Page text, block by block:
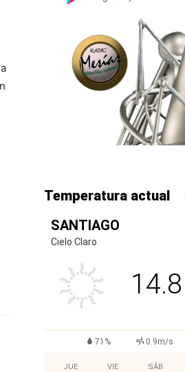
Temperatura actual
SANTIAGO
Cielo Claro
14.8
71% 0.9m/s
JUE VIE SÁB